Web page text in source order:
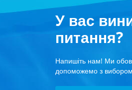
У вас
питання?
Напишіть нам! Ми
допоможемо з